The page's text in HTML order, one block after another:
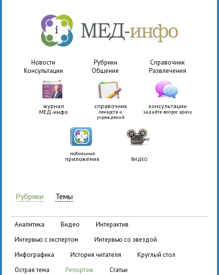
Новости Рубрики
Справочник
Консультации
Общение Развлечения
журнал
МЕД-инфо
справочник
лекарств и
учреждений
консультации
задайте вопрос врачу
мобильные
приложения ВИДЕО
Рубрики Темы
аналитика видео
интерактив
интервью с экспертом
интервью со звездой
инфографика
история читателя
круглый стол
острая тема
репортаж статьи